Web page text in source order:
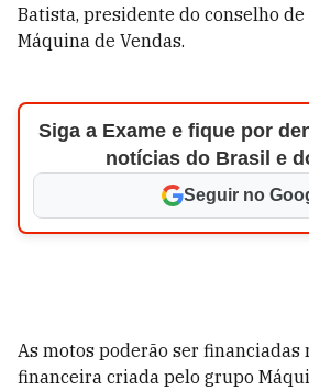
Batista, presidente do conselho
Máquina de Vendas.
Siga a Exame e fique por
notícias do Brasil e
Seguir no
As motos poderão ser financiadas
financeira criada pelo grupo